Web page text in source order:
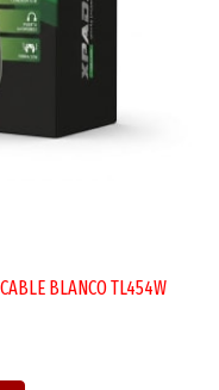
BLANCO TL454W